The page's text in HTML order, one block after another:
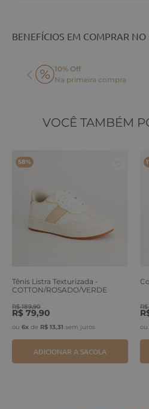
BENEFÍCIOS EM COMPRAR NO
10% Off
Na primeira compra
VOCÊ TAMBÉM
58%
Tênis Listra Texturizada -
COTTON/ROSADO/VERDE
R$ 189,90
R$ 79,90
ou 6x de R$ 13,31 sem juros
ADICIONAR A SACOLA
R$
ou